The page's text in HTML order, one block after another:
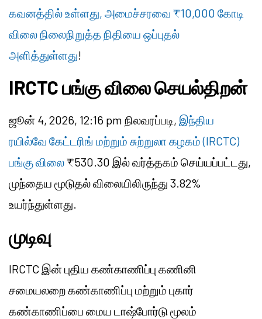
கவனத்தில் உள்ளது, அமைச்சரவை ₹10,000 கோடி
விலை நிலைநிறுத்த நிதியை ஒப்புதல்
அளித்துள்ளது!
IRCTC பங்கு விலை செயல்திறன்
ஜூன் 4, 2026, 12:16 pm நிலவரப்படி, இந்திய
ரயில்வே கேட்டரிங் மற்றும் சுற்றுலா கழகம் (IRCTC)
பங்கு விலை₹530.30 இல் வர்த்தகம் செய்யப்பட்டது,
முந்தைய மூடுதல் விலையிலிருந்து 3.82%
உயர்ந்துள்ளது.
முடிவு
IRCTC இன் புதிய கண்காணிப்பு கணினி
சமையலறை கண்காணிப்பு மற்றும் புகார்
கண்காணிப்பை மைய டாஷ்போர்டு மூலம்